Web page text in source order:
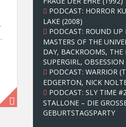
,
h
: PODCAST: HORROR
LAKE (2008)
PODCAST: ROUND
MASTERS OF THE
DAY, BACKROOMS, THE
SUPERGIRL, OBSESSION
PODCAST: WARRIOR
EDGERTON, NICK
PODCAST: SLY TIME
STALLONE – DIE
GEBURTSTAGSPARTY